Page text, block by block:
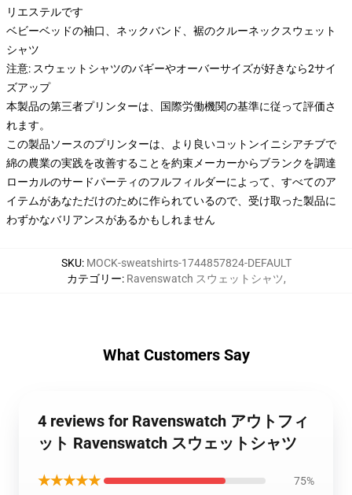
リエステルです
ベビーベッドの袖口、ネックバンド、裾のクルーネックスウェット
シャツ
注意: スウェットシャツのバギーやオーバーサイズが好きなら2サイ
ズアップ
本製品の第三者プリンターは、国際労働機関の基準に従って評価さ
れます。
この製品ソースのプリンターは、より良いコットンイニシアチブで
綿の農業の実践を改善することを約束メーカーからブランクを調達
ローカルのサードパーティのフルフィルダーによって、すべてのア
イテムがあなただけのために作られているので、受け取った製品に
わずかなバリアンスがあるかもしれません
SKU: MOCK-sweatshirts-1744857824-DEFAULT
カテゴリー: Ravenswatch スウェットシャツ,
What Customers Say
4 reviews for Ravenswatch アウトフィ
ット Ravenswatch スウェットシャツ
★★★★★ 75%